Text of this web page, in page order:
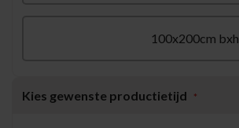
100x200cm bxh
Kies gewenste productietijd